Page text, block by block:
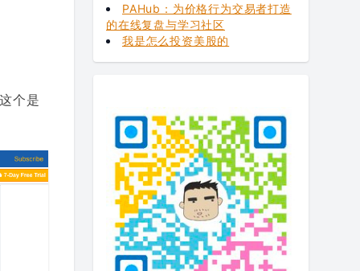
个是
PAHub：为价格行为交易者打造
的在线复盘与学习社区
我是怎么投资美股的